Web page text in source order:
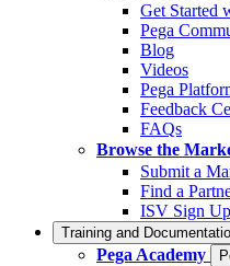
Get Started
Pega
Blog
Videos
Pega
Feedback
FAQs
Browse the
Submit a
Find a
ISV Sign Up
Training and
Pega Academy